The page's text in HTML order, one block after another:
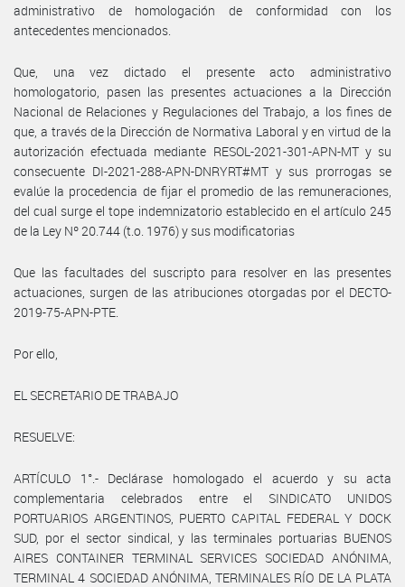
administrativo de homologación de conformidad con los
antecedentes mencionados.
Que, una vez dictado el presente acto administrativo
homologatorio, pasen las presentes actuaciones a la Dirección
Nacional de Relaciones y Regulaciones del Trabajo, a los fines de
que, a través de la Dirección de Normativa Laboral y en virtud de la
autorización efectuada mediante RESOL-2021-301-APN-MT y su
consecuente DI-2021-288-APN-DNRYRT#MT y sus prorrogas se
evalúe la procedencia de fijar el promedio de las remuneraciones,
del cual surge el tope indemnizatorio establecido en el artículo 245
de la Ley Nº 20.744 (t.o. 1976) y sus modificatorias
Que las facultades del suscripto para resolver en las presentes
actuaciones, surgen de las atribuciones otorgadas por el DECTO-
2019-75-APN-PTE.
Por ello,
EL SECRETARIO DE TRABAJO
RESUELVE:
ARTÍCULO 1°.- Declárase homologado el acuerdo y su acta
complementaria celebrados entre el SINDICATO UNIDOS
PORTUARIOS ARGENTINOS, PUERTO CAPITAL FEDERAL Y DOCK
SUD, por el sector sindical, y las terminales portuarias BUENOS
AIRES CONTAINER TERMINAL SERVICES SOCIEDAD ANÓNIMA,
TERMINAL 4 SOCIEDAD ANÓNIMA, TERMINALES RÍO DE LA PLATA